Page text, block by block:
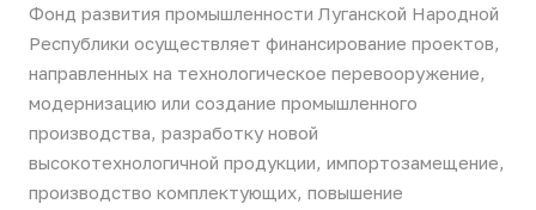
Фонд развития промышленности Луганской Народной
Республики осуществляет финансирование проектов,
направленных на технологическое перевооружение,
модернизацию или создание промышленного
производства, разработку новой
высокотехнологичной продукции, импортозамещение,
производство комплектующих, повышение